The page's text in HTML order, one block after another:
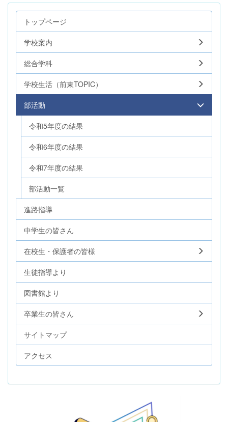
トップページ
学校案内
総合学科
学校生活（前東TOPIC）
部活動
令和5年度の結果
令和6年度の結果
令和7年度の結果
部活動一覧
進路指導
中学生の皆さん
在校生・保護者の皆様
生徒指導より
図書館より
卒業生の皆さん
サイトマップ
アクセス